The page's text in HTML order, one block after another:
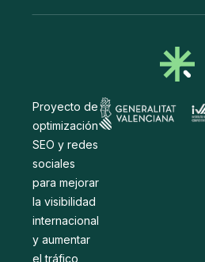
Proyecto de
optimización
SEO y redes
sociales
para mejorar
la visibilidad
internacional
y aumentar
el tráfico,